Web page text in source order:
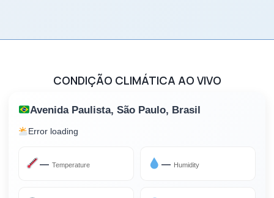
CONDIÇÃO CLIMÁTICA AO VIVO
Avenida Paulista, São Paulo, Brasil
Error loading
— Temperature — Humidity